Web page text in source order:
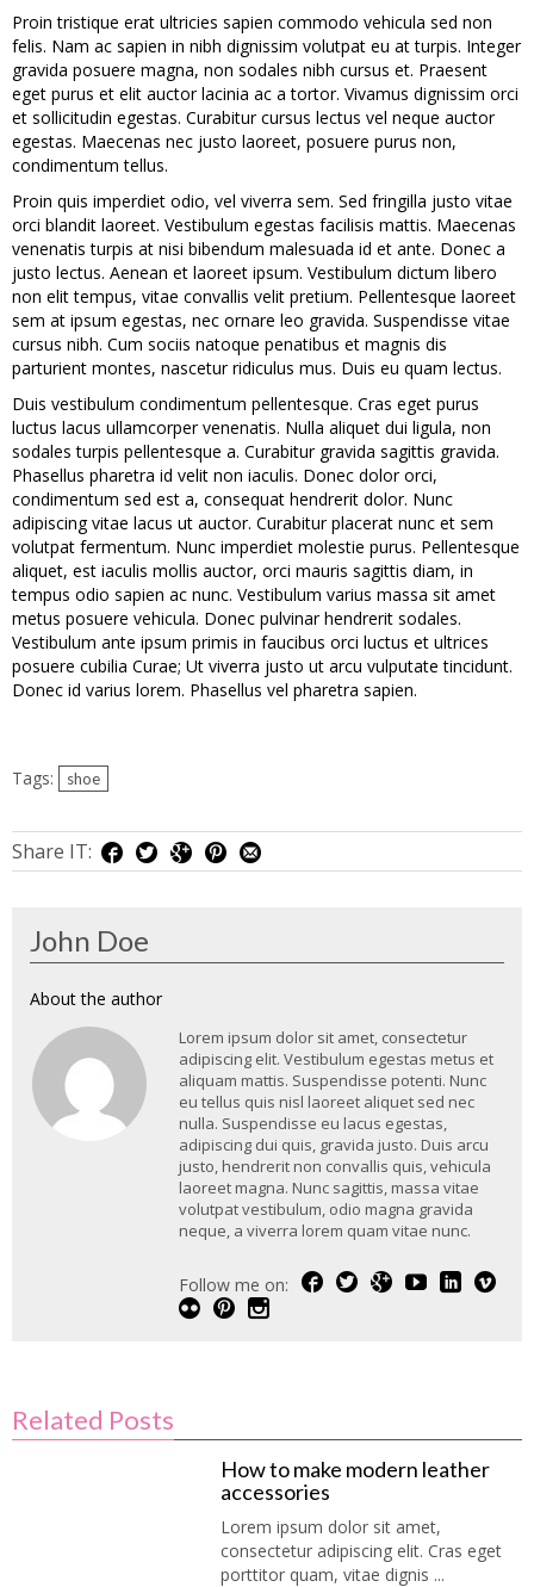
Proin tristique erat ultricies sapien commodo vehicula sed non
felis. Nam ac sapien in nibh dignissim volutpat eu at turpis. Integer
gravida posuere magna, non sodales nibh cursus et. Praesent
eget purus et elit auctor lacinia ac a tortor. Vivamus dignissim orci
et sollicitudin egestas. Curabitur cursus lectus vel neque auctor
egestas. Maecenas nec justo laoreet, posuere purus non,
condimentum tellus.
Proin quis imperdiet odio, vel viverra sem. Sed fringilla justo vitae
orci blandit laoreet. Vestibulum egestas facilisis mattis. Maecenas
venenatis turpis at nisi bibendum malesuada id et ante. Donec a
justo lectus. Aenean et laoreet ipsum. Vestibulum dictum libero
non elit tempus, vitae convallis velit pretium. Pellentesque laoreet
sem at ipsum egestas, nec ornare leo gravida. Suspendisse vitae
cursus nibh. Cum sociis natoque penatibus et magnis dis
parturient montes, nascetur ridiculus mus. Duis eu quam lectus.
Duis vestibulum condimentum pellentesque. Cras eget purus
luctus lacus ullamcorper venenatis. Nulla aliquet dui ligula, non
sodales turpis pellentesque a. Curabitur gravida sagittis gravida.
Phasellus pharetra id velit non iaculis. Donec dolor orci,
condimentum sed est a, consequat hendrerit dolor. Nunc
adipiscing vitae lacus ut auctor. Curabitur placerat nunc et sem
volutpat fermentum. Nunc imperdiet molestie purus. Pellentesque
aliquet, est iaculis mollis auctor, orci mauris sagittis diam, in
tempus odio sapien ac nunc. Vestibulum varius massa sit amet
metus posuere vehicula. Donec pulvinar hendrerit sodales.
Vestibulum ante ipsum primis in faucibus orci luctus et ultrices
posuere cubilia Curae; Ut viverra justo ut arcu vulputate tincidunt.
Donec id varius lorem. Phasellus vel pharetra sapien.
Tags: shoe
Share IT:
John Doe
About the author
Lorem ipsum dolor sit amet, consectetur
adipiscing elit. Vestibulum egestas metus et
aliquam mattis. Suspendisse potenti. Nunc
eu tellus quis nisl laoreet aliquet sed nec
nulla. Suspendisse eu lacus egestas,
adipiscing dui quis, gravida justo. Duis arcu
justo, hendrerit non convallis quis, vehicula
laoreet magna. Nunc sagittis, massa vitae
volutpat vestibulum, odio magna gravida
neque, a viverra lorem quam vitae nunc.
Follow me on:
Related Posts
How to make modern leather
accessories
Lorem ipsum dolor sit amet,
consectetur adipiscing elit. Cras eget
porttitor quam, vitae dignis ...